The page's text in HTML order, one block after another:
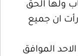
ولها الحق
ان جميع
الموافق